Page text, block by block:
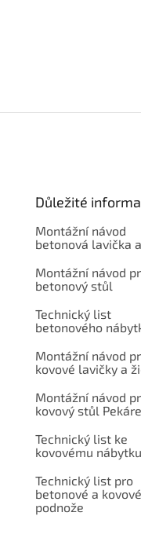
Důležité
Montážní návod
betonová lavička
Montážní návod
betonový stůl
Technický list
betonového
Montážní návod
kovové lavičky a
Montážní návod
kovový stůl
Technický list ke
kovovému nábytku
Technický list pro
betonové a kovové
podnože